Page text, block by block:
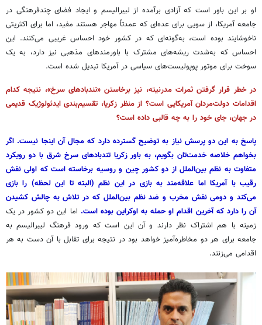
او بر این باور است که آزادی برآمده از لیبرالیسم و ایجاد فضای چندفرهنگی در
جامعه آمریکا، از سویی برای عده‌ای که عمدتاً مهاجر هستند مفید، اما برای اکثریتی
ناخوشایند بوده است، به‌گونه‌ای که در کشور خود احساس غریبی می‌کنند. این
احساس که به‌شدت ریشه‌های مشترک با باورمندهای مذهبی نیز دارد، به یک
سوخت برای موتور پوپولیست‌های سیاسی در آمریکا تبدیل شده است.
در خطر قرار گرفتن ثمرات مدرنیته، نیز برخاستن «تندبادهای سرخ»، نتیجه کدام
اقدامات دولت‌مردان آمریکایی است؟ از منظر زکریا، تقسیم‌بندی ایدئولوژیک قدیمی
در جهان، جای خود را به چه قالبی داده است؟
پاسخ به این دو پرسش نیاز به توضیح گسترده دارد که مجال آن اینجا نیست. اگر
بخواهم خلاصه خدمت‌تان بگویم، به باور زکریا تندبادهای سرخ شرق با دو رویکرد
متفاوت به نظم بین‌الملل از دو کشور چین و روسیه برخاسته است که اولی نقش
رقیب با آمریکا اما علاقه‌مند به بازی در این نظم (البته تا این لحظه) را بازی
می‌کند و دومی نقش مخرب و ضد نظم بین‌الملل که در تلاش به چالش کشیدن
آن را دارد که آخرین اقدام او حمله به اوکراین بوده است. اما این دو کشور در یک
زمینه با هم اشتراک نظر دارند و آن این است که ورود فرهنگ لیبرالیسم به
جامعه برای هر دو مخاطره‌آمیز خواهد بود در نتیجه برای تقابل با آن دست به هر
اقدامی می‌زنند.